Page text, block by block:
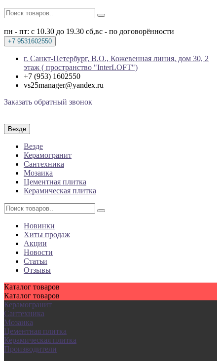
пн - пт: с 10.30 до 19.30 сб,вс - по договорённости
+7 9531602550
г. Санкт-Петербург, В.О., Кожевенная линия, дом 30, 2
этаж ( пространство "InterLOFT")
+7 (953) 1602550
vs25manager@yandex.ru
Заказать обратный звонок
Везде
Везде
Керамогранит
Сантехника
Мозаика
Цементная плитка
Керамическая плитка
Новинки
Хиты продаж
Акции
Новости
Статьи
Отзывы
Каталог товаров
Каталог товаров
Керамогранит
Сантехника
Мозаика
Цементная плитка
Керамическая плитка
Производители